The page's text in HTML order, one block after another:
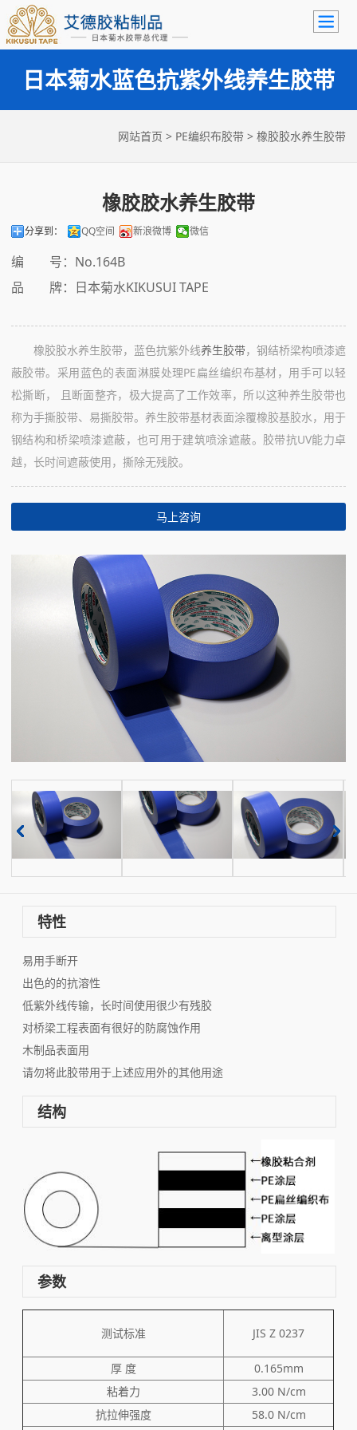
日本菊水蓝色抗紫外线养生胶带
网站首页 > PE编织布胶带 > 橡胶胶水养生胶带
橡胶胶水养生胶带
编 号：No.164B
品 牌：日本菊水KIKUSUI TAPE
橡胶胶水养生胶带，蓝色抗紫外线养生胶带，钢结桥梁构喷漆遮
蔽胶带。采用蓝色的表面淋膜处理PE扁丝编织布基材，用手可以轻
松撕断， 且断面整齐，极大提高了工作效率，所以这种养生胶带也
称为手撕胶带、易撕胶带。养生胶带基材表面涂覆橡胶基胶水，用于
钢结构和桥梁喷漆遮蔽，也可用于建筑喷涂遮蔽。胶带抗UV能力卓
越，长时间遮蔽使用，撕除无残胶。
分享到： QQ空间 新浪微博 微信
马上咨询
特性
易用手断开
出色的的抗溶性
低紫外线传输，长时间使用很少有残胶
对桥梁工程表面有很好的防腐蚀作用
木制品表面用
请勿将此胶带用于上述应用外的其他用途
结构
参数
测试标准 JIS Z 0237
厚 度
0.165mm
粘着力
3.00 N/cm
抗拉伸强度
58.0 N/cm